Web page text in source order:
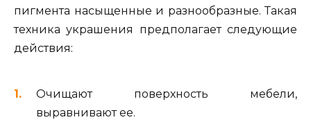
пигмента насыщенные и разнообразные. Такая
техника украшения предполагает следующие
действия:
Очищают поверхность мебели,
выравнивают ее.